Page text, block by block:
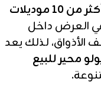
أكثر من 10 موديلات
في العرض داخل
الأذواق، لذلك يعد
محير للبيع